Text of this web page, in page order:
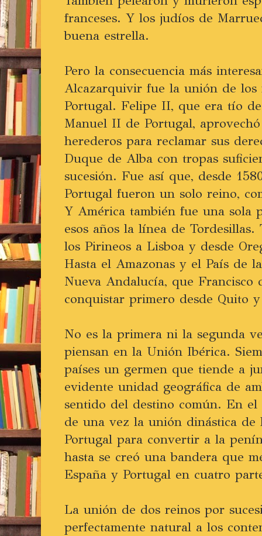
franceses. Y los judíos de
buena estrella.
Pero la consecuencia más
Alcazarquivir fue la unión de los
Portugal. Felipe II, que era tío
Manuel II de Portugal,
herederos para reclamar sus
Duque de Alba con tropas
sucesión. Fue así que, desde
Portugal fueron un solo reino,
Y América también fue una sola
esos años la línea de
los Pirineos a Lisboa y desde
Hasta el Amazonas y el País de
Nueva Andalucía, que Francisco
conquistar primero desde Quito
No es la primera ni la segunda
piensan en la Unión Ibérica.
países un germen que tiende a
evidente unidad geográfica de
sentido del destino común. En
de una vez la unión dinástica de
Portugal para convertir a la
hasta se creó una bandera que
España y Portugal en cuatro
La unión de dos reinos por
perfectamente natural a los